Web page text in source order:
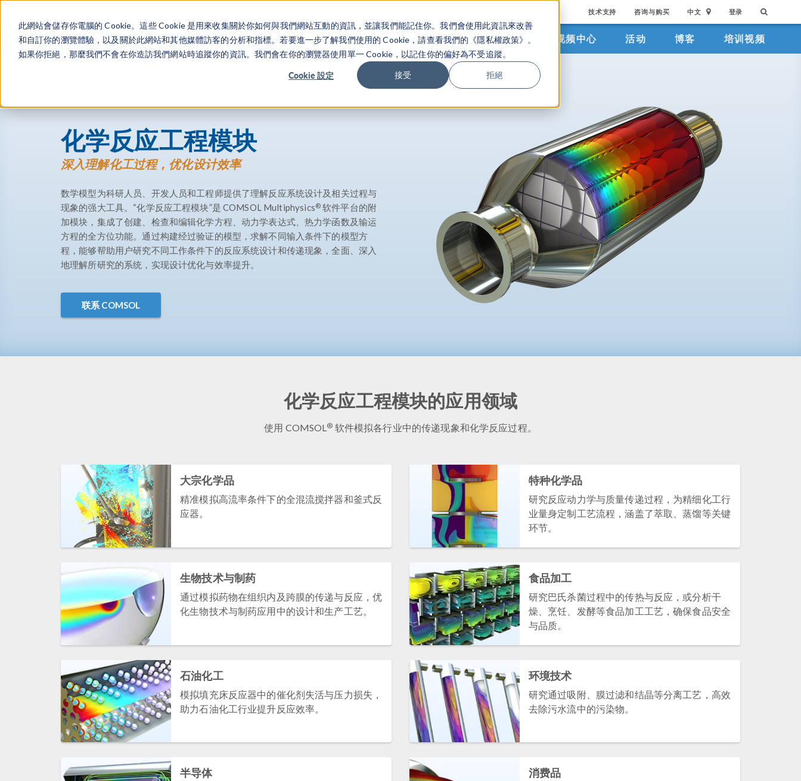
此網站會儲存你電腦的 Cookie。這些 Cookie 是用來收集關於你如何與我們網站互動的資訊，並讓我們能記住你。我們會使用此資訊來改善
和自訂你的瀏覽體驗，以及關於此網站和其他媒體訪客的分析和指標。若要進一步了解我們使用的 Cookie，請查看我們的《隱私權政策》。
如果你拒絕，那麼我們不會在你造訪我們網站時追蹤你的資訊。我們會在你的瀏覽器使用單一 Cookie，以記住你的偏好為不受追蹤。
Cookie 設定 接受 拒絕
技术支持 咨询与购买 中文 登录
产品 行业应用 视频中心 活动 博客 培训视频
化学反应工程模块
深入理解化工过程，优化设计效率
数学模型为科研人员、开发人员和工程师提供了理解反应系统设计及相关过程与
现象的强大工具。“化学反应工程模块”是 COMSOL Multiphysics® 软件平台的附
加模块，集成了创建、检查和编辑化学方程、动力学表达式、热力学函数及输运
方程的全方位功能。通过构建经过验证的模型，求解不同输入条件下的模型方
程，能够帮助用户研究不同工作条件下的反应系统设计和传递现象，全面、深入
地理解所研究的系统，实现设计优化与效率提升。
联系 COMSOL
化学反应工程模块的应用领域
使用 COMSOL® 软件模拟各行业中的传递现象和化学反应过程。
大宗化学品
精准模拟高流率条件下的全混流搅拌器和釜式反
应器。
特种化学品
研究反应动力学与质量传递过程，为精细化工行
业量身定制工艺流程，涵盖了萃取、蒸馏等关键
环节。
生物技术与制药
通过模拟药物在组织内及跨膜的传递与反应，优
化生物技术与制药应用中的设计和生产工艺。
食品加工
研究巴氏杀菌过程中的传热与反应，或分析干
燥、烹饪、发酵等食品加工工艺，确保食品安全
与品质。
石油化工
模拟填充床反应器中的催化剂失活与压力损失，
助力石油化工行业提升反应效率。
环境技术
研究通过吸附、膜过滤和结晶等分离工艺，高效
去除污水流中的污染物。
半导体 消费品